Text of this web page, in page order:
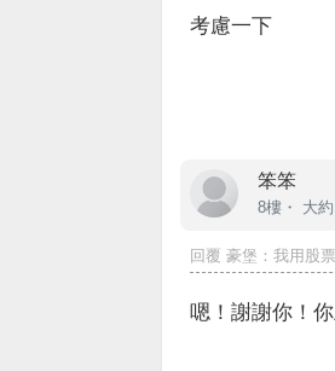
考慮一下
笨笨
8樓・ 大
回覆豪堡 ：我用股
嗯！謝謝你！